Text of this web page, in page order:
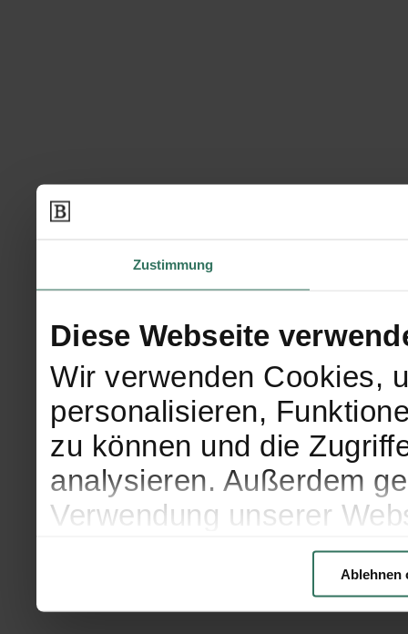
Zustimmung
Diese Webseite
Wir verwenden Cookies,
personalisieren,
zu können und die
analysieren. Außerdem
Verwendung unserer
soziale Medien,
Partner führen diese
weiteren Daten
Ablehnen